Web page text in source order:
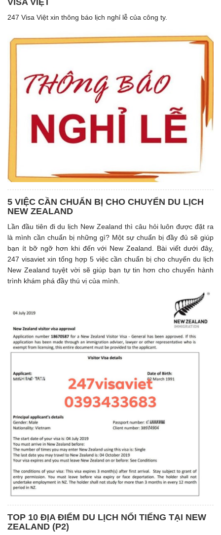
247 Visa Việt xin thông báo lịch nghỉ lễ của công ty.
5 VIỆC CẦN CHUẨN BỊ CHO CHUYỂN DU LỊCH
NEW ZEALAND
Lần đầu tiên đi du lịch New Zealand thì câu hỏi luôn được đặt ra
là mình cần chuẩn bị những gì? Một sự chuẩn bị đầy đủ sẽ giúp
bạn ít bỡ ngỡ hơn khi đến với New Zealand. Bài viết dưới đây,
247 visaviet xin tổng hợp 5 việc cần chuẩn bị cho chuyến du lịch
New Zealand tuyệt vời sẽ giúp bạn tự tin hơn cho chuyến hành
trình khám phá đầy thú vị của mình.
TOP 10 ĐỊA ĐIỂM DU LỊCH NỔI TIẾNG TẠI NEW
ZEALAND (P2)